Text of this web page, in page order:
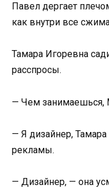
Павел дергает
как внутри все
Тамара Игоревна
расспросы.
— Чем занимаешься,
— Я дизайнер,
рекламы.
— Дизайнер, — она